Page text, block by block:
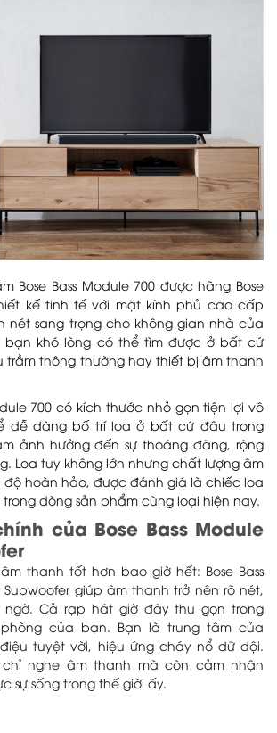
Bose Bass Module 700 được hãng Bose
kế tinh tế với mặt kính phủ cao cấp
nét sang trọng cho không gian nhà của
bạn khó lòng có thể tìm được ở bất cứ
trầm thông thường hay thiết bị âm thanh
700 có kích thước nhỏ gọn tiện lợi vô
dễ dàng bố trí loa ở bất cứ đâu trong
ảnh hưởng đến sự thoáng đãng, rộng
Loa tuy không lớn nhưng chất lượng âm
hoàn hảo, được đánh giá là chiếc loa
trong dòng sản phẩm cùng loại hiện nay.
của Bose Bass Module
thanh tốt hơn bao giờ hết: Bose Bass
Subwoofer giúp âm thanh trở nên rõ nét,
Cả rạp hát giờ đây thu gọn trong
của bạn. Bạn là trung tâm của
tuyệt vời, hiệu ứng cháy nổ dữ dội.
chỉ nghe âm thanh mà còn cảm nhận
sự sống trong thế giới ấy.